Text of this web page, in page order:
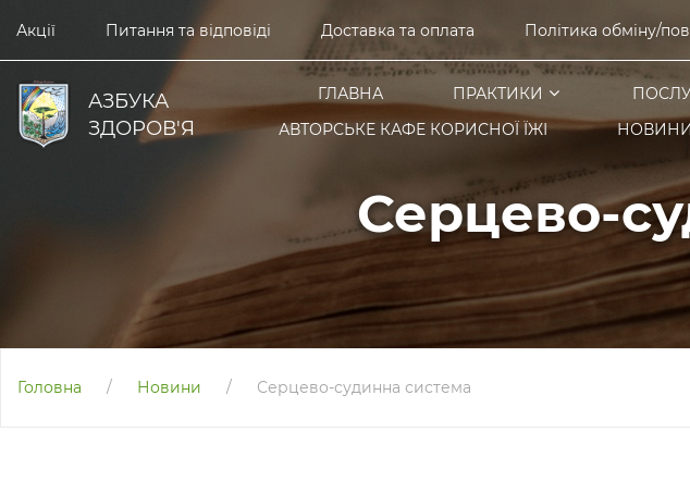
Акції Питання та відповіді Доставка та оплата Політика обміну/
АЗБУКА
ЗДОРОВ'Я
ГЛАВНА ПРАКТИКИ
АВТОРСЬКЕ КАФЕ КОРИСНОЇ ЇЖІ
НОВИНИ
Серцево-
Головна / Новини / Серцево-судинна система